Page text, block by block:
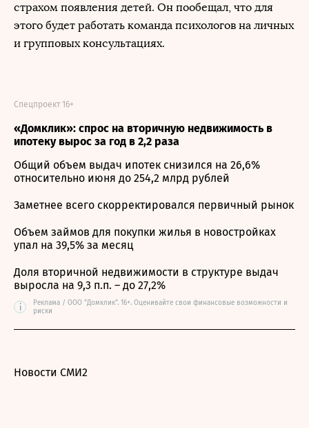
страхом появления детей. Он пообещал, что для
этого будет работать команда психологов на личных
и групповых консультациях.
«Домклик»: спрос на вторичную недвижимость в
ипотеку вырос за год в 2,2 раза
Спецпроект 16+
Общий объем выдач ипотек снизился на 26,6%
относительно июня до 254,2 млрд рублей
Заметнее всего скорректировался первичный рынок
Объем займов для покупки жилья в новостройках
упал на 39,5% за месяц
Доля вторичной недвижимости в структуре выдач
выросла на 9,3 п.п. – до 27,2%
i
Реклама / ООО "Домклик". 16+. Оценивайте свои финансовые возможности и
риски
Новости СМИ2